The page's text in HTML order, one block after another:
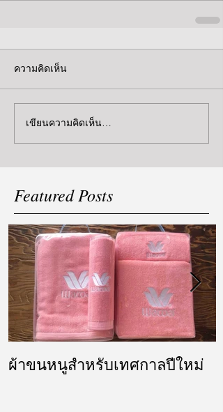
ความคิดเห็น
เขียนความคิดเห็น…
Featured Posts
ผ้าขนหนูสำหรับเทศกาลปีใหม่